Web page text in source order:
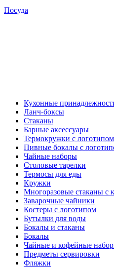
Посуда
Кухонные
Ланч-боксы
Стаканы
Барные аксессуары
Термокружки с логотипом
Пивные бокалы с
Чайные наборы
Столовые тарелки
Термосы для еды
Кружки
Многоразовые стаканы с
Заварочные чайники
Костеры с логотипом
Бутылки для воды
Бокалы и стаканы
Бокалы
Чайные и кофейные
Предметы сервировки
Фляжки